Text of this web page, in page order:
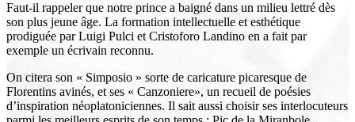
Faut-il rappeler que notre prince a baigné dans un milieu lettré dès
son plus jeune âge. La formation intellectuelle et esthétique
prodiguée par Luigi Pulci et Cristoforo Landino en a fait par
exemple un écrivain reconnu.
On citera son « Simposio » sorte de caricature picaresque de
Florentins avinés, et ses « Canzoniere», un recueil de poésies
d’inspiration néoplatoniciennes. Il sait aussi choisir ses interlocuteurs